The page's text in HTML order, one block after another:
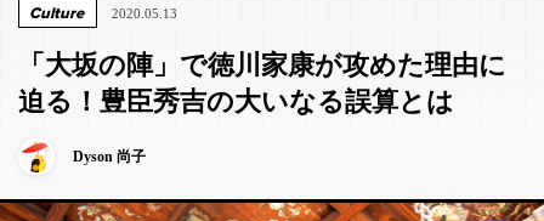
Culture 2020.05.13
「大坂の陣」で徳川家康が攻めた理由に
迫る！豊臣秀吉の大いなる誤算とは
Dyson 尚子